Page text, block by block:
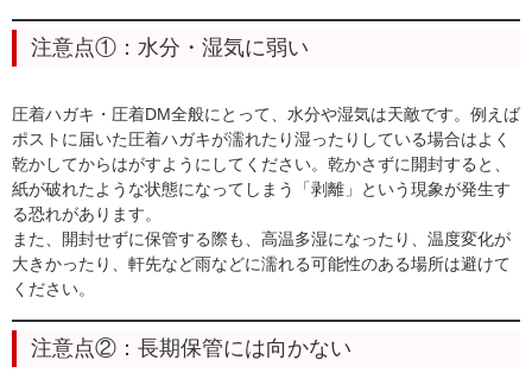
注意点①：水分・湿気に弱い
圧着ハガキ・圧着DM全般にとって、水分や湿気は天敵です。例えば
ポストに届いた圧着ハガキが濡れたり湿ったりしている場合はよく
乾かしてからはがすようにしてください。乾かさずに開封すると、
紙が破れたような状態になってしまう「剥離」という現象が発生す
る恐れがあります。
また、開封せずに保管する際も、高温多湿になったり、温度変化が
大きかったり、軒先など雨などに濡れる可能性のある場所は避けて
ください。
注意点②：長期保管には向かない